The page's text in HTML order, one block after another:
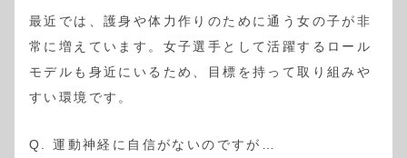
最近では、護身や体力作りのために通う女の子が非
常に増えています。女子選手として活躍するロール
モデルも身近にいるため、目標を持って取り組みや
すい環境です。
Q. 運動神経に自信がないのですが…